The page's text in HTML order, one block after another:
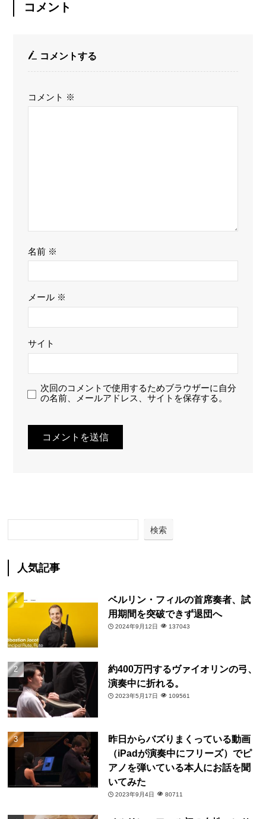
コメント
コメントする
コメント ※
名前 ※
メール ※
サイト
次回のコメントで使用するためブラウザーに自分
の名前、メールアドレス、サイトを保存する。
検索
人気記事
ベルリン・フィルの首席奏者、試
用期間を突破できず退団へ
2024年9月12日 137043
約400万円するヴァイオリンの弓、
演奏中に折れる。
2023年5月17日 109561
昨日からバズりまくっている動画
（iPadが演奏中にフリーズ）でピ
アノを弾いている本人にお話を聞
いてみた
2023年9月4日 80711